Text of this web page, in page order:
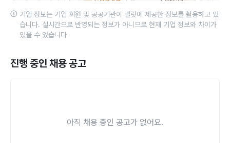
기업 정보는 기업 회원 및 공공기관이 랠릿에 제공한 정보를 활용하고 있
습니다. 실시간으로 반영되는 정보가 아니므로 현재 기업 정보와 차이가
있을 수 있습니다
진행 중인 채용 공고
아직 채용 중인 공고가 없어요.